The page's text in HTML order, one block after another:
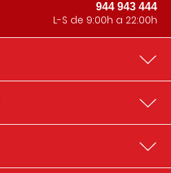
944 943 444
L-S de 9:00h a 22:00h